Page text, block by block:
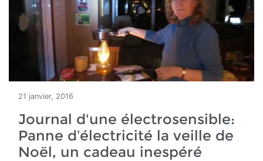
21 janvier, 2016
Journal d'une électrosensible:
Panne d’électricité la veille de
Noël, un cadeau inespéré